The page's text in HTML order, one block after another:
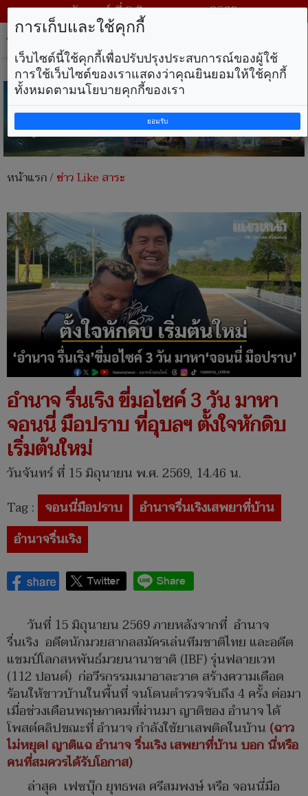
วันเสาร์ ที่ 8 สิงหาคม พ.ศ. 2569
หน้าแรก/ข่าว Like สาระ
อำนาจ รื่นเริง ขี่มอไซค์ 3 วัน มาหา
จอนนี่ มือปราบ ที่อุบลฯ ตั้งใจหักดิบ
เริ่มต้นใหม่
วันจันทร์ ที่ 15 มิถุนายน พ.ศ. 2569, 14.46 น.
Tag : จอนนี่มือปราบ
อำนาจรื่นเริงเสพยาที่บ้าน
อำนาจรื่นเริง
วันที่ 15 มิถุนายน 2569 ภายหลังจากที่ อำนาจ
รื่นเริง อดีตนักมวยสากลสมัครเล่นทีมชาติไทย และอดีต
แชมป์โลกสหพันธ์มวยนานาชาติ (IBF) รุ่นฟลายเวท
(112 ปอนด์) ก่อวีรกรรมเมาอาละวาด สร้างความเดือด
ร้อนให้ชาวบ้านในพื้นที่ จนโดนตำรวจจับถึง 4 ครั้ง ต่อมา
เมื่อช่วงเดือนพฤษภาคมที่ผ่านมา ญาติของ อำนาจ ได้
โพสต์คลิปขณะที่ อำนาจ กำลังใช้ยาเสพติดในบ้าน (ฉาว
ไม่หยุด! ญาติแฉ อำนาจ รื่นเริง เสพยาที่บ้าน บอก นี่หรือ
คนที่สมควรได้รับโอกาส)
ล่าสุด เฟซบุ๊ก ยุทธพล ศรีสมพงษ์ หรือ จอนนี่มือ
การเก็บและใช้คุกกี้
เว็บไซต์นี้ใช้คุกกี้เพื่อปรับปรุงประสบการณ์ของผู้ใช้
การใช้เว็บไซต์ของเราแสดงว่าคุณยินยอมให้ใช้คุกกี้
ทั้งหมดตามนโยบายคุกกี้ของเรา
ยอมรับ